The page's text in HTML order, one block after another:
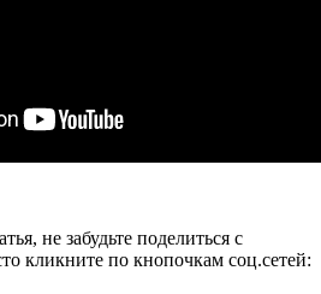
не забудьте поделиться с
кликните по кнопочкам соц.сетей: